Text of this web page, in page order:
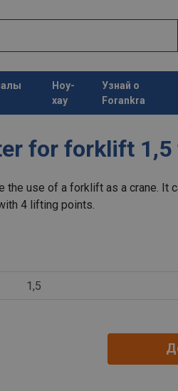
Ноу-
хау
Узнай о
Forankra
for forklift 1,5
the use of a forklift as a crane. It
4 lifting points.
1,5